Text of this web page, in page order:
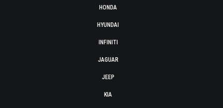
HONDA
HYUNDAI
INFINITI
JAGUAR
JEEP
KIA